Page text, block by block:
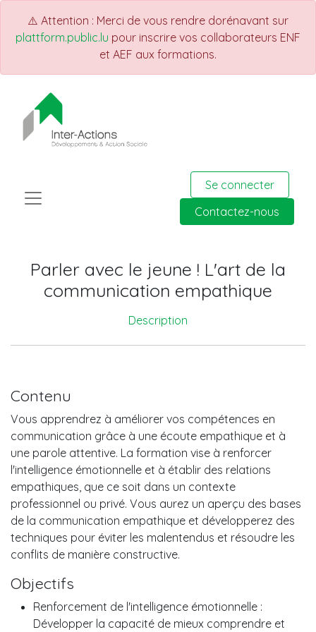
⚠️ Attention : Merci de vous rendre dorénavant sur
plattform.public.lu pour inscrire vos collaborateurs ENF
et AEF aux formations.
Se connecter
Contactez-nous
Parler avec le jeune ! L'art de la
communication empathique
Description
Contenu
Vous apprendrez à améliorer vos compétences en
communication grâce à une écoute empathique et à
une parole attentive. La formation vise à renforcer
l'intelligence émotionnelle et à établir des relations
empathiques, que ce soit dans un contexte
professionnel ou privé. Vous aurez un aperçu des bases
de la communication empathique et développerez des
techniques pour éviter les malentendus et résoudre les
conflits de manière constructive.
Objectifs
Renforcement de l'intelligence émotionnelle :
Développer la capacité de mieux comprendre et